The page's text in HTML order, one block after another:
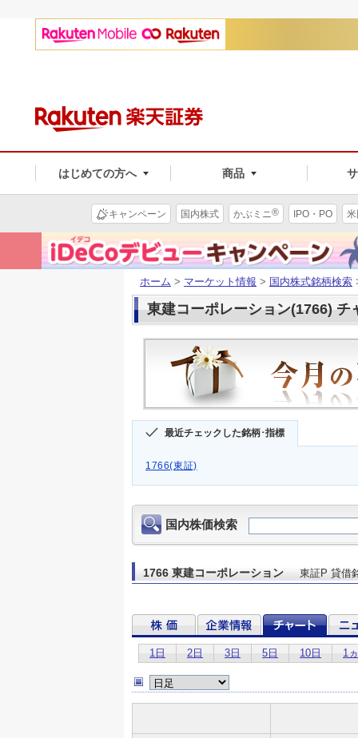
はじめての方へ 商品
キャンペーン 国内株式 かぶミニ® IPO・PO
ホーム > マーケット情報 > 国内株式銘柄検索
東建コーポレーション(1766) チ
最近チェックした銘柄･指標
1766(東証)